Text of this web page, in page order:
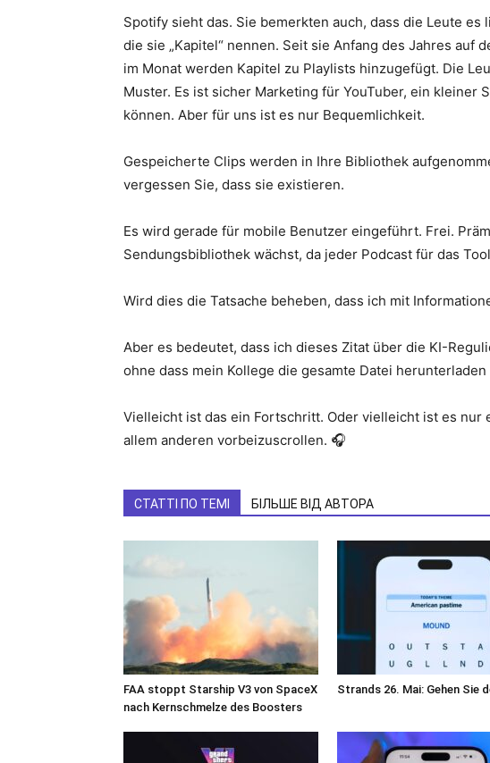
Spotify sieht das. Sie bemerkten auch, dass die Leute
die sie „Kapitel“ nennen. Seit sie Anfang des Jahres auf
im Monat werden Kapitel zu Playlists hinzugefügt. Die
Muster. Es ist sicher Marketing für YouTuber, ein kleiner
können. Aber für uns ist es nur Bequemlichkeit.
Gespeicherte Clips werden in Ihre Bibliothek
vergessen Sie, dass sie existieren.
Es wird gerade für mobile Benutzer eingeführt. Frei.
Sendungsbibliothek wächst, da jeder Podcast für das
Wird dies die Tatsache beheben, dass ich mit
Aber es bedeutet, dass ich dieses Zitat über die KI-
ohne dass mein Kollege die gesamte Datei herunterladen
Vielleicht ist das ein Fortschritt. Oder vielleicht ist es
allem anderen vorbeizuscrollen. 🎧
СТАТТІ ПО ТЕМІ БІЛЬШЕ ВІД АВТОРА
FAA stoppt Starship V3 von SpaceX
nach Kernschmelze des Boosters
Strands 26. Mai: Gehen Sie